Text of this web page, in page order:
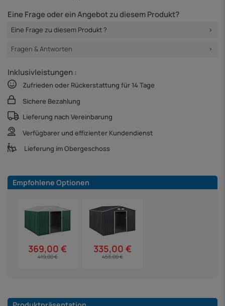
Eine Frage oder ein Angebot zu diesem Produkt?
Eine Frage zu diesem Produkt ?
Fragen & Antworten
Inklusivleistungen :
Zufrieden oder Rückerstattung für 14 Tage
Sichere Bezahlung
Lieferung nach Vereinbarung
Verfügbarer und effizienter Kundendienst
Lieferung im Obergeschoss
Empfohlene Optionen
369,00 €
419,00 €
335,00 €
453,00 €